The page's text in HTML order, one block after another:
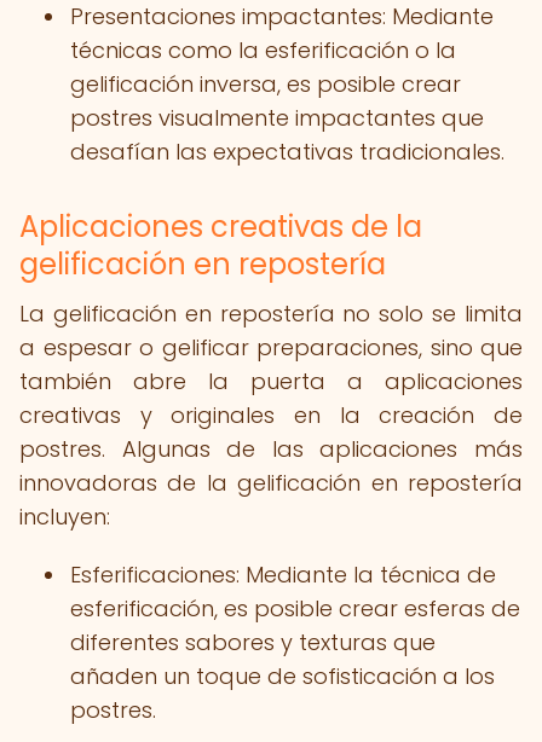
Presentaciones impactantes: Mediante
técnicas como la esferificación o la
gelificación inversa, es posible crear
postres visualmente impactantes que
desafían las expectativas tradicionales.
Aplicaciones creativas de la
gelificación en repostería
La gelificación en repostería no solo se limita
a espesar o gelificar preparaciones, sino que
también abre la puerta a aplicaciones
creativas y originales en la creación de
postres. Algunas de las aplicaciones más
innovadoras de la gelificación en repostería
incluyen:
Esferificaciones: Mediante la técnica de
esferificación, es posible crear esferas de
diferentes sabores y texturas que
añaden un toque de sofisticación a los
postres.